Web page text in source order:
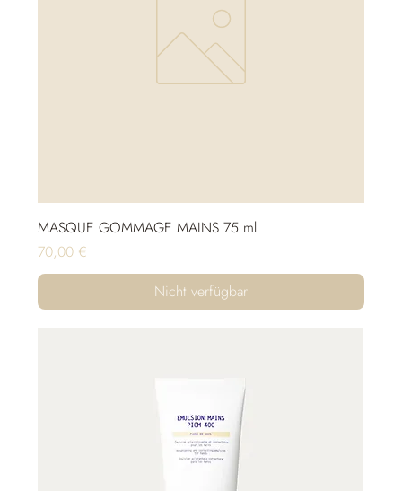
MASQUE GOMMAGE MAINS 75 ml
Preis
70,00 €
Nicht verfügbar